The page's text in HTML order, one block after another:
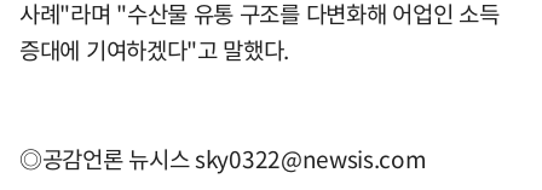
사례"라며 "수산물 유통 구조를 다변화해 어업인 소득
증대에 기여하겠다"고 말했다.
◎공감언론 뉴시스sky0322@newsis.com